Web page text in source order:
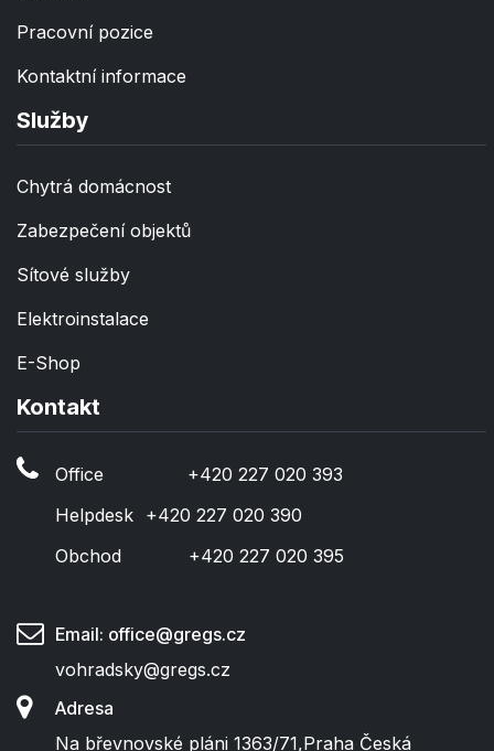
Pracovní pozice
Kontaktní informace
Služby
Chytrá domácnost
Zabezpečení objektů
Sítové služby
Elektroinstalace
E-Shop
Kontakt
Office
​+420 227 020 393
Helpdesk ​+420 227 020 390
Obchod
​+420 227 020 395
Email: office@gregs.cz
vohradsky@gregs.cz
Adresa
Na břevnovské pláni 1363/71,Praha Česká